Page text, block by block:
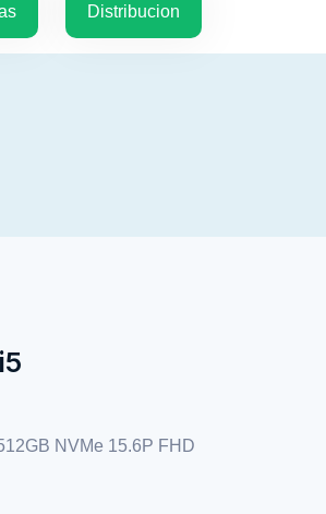
Distribucion
NVMe 15.6P FHD